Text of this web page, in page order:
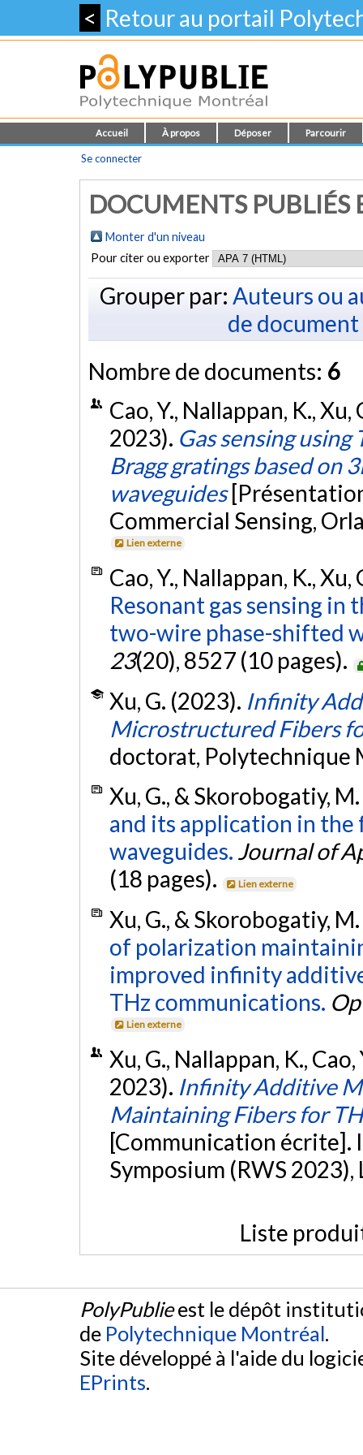
< Retour au portail
Accueil À propos Déposer Parcourir
Se connecter
DOCUMENTS PUBLIÉS
Monter d'un niveau
Pour citer ou exporter
Grouper par: Auteurs ou
de document
Nombre de documents: 6
Cao, Y., Nallappan, K.,
2023). Gas sensing
Bragg gratings based
waveguides
Commercial Sensing,
Lien externe
Cao, Y., Nallappan, K.,
Resonant gas sensing in
two-wire phase-shifted
23(20), 8527 (10 pages).
Xu, G. (2023). Infinity
Microstructured Fibers
doctorat, Polytechnique
Xu, G., & Skorobogatiy,
and its application in
waveguides. Journal of
(18 pages).
Lien externe
Xu, G., & Skorobogatiy,
of polarization
improved infinity
THz communications.
Lien externe
Xu, G., Nallappan, K.,
2023). Infinity Additive
Maintaining Fibers for
[Communication écrite].
Symposium (RWS 2023),
Liste
PolyPublieest le dépôt
de Polytechnique Montréal.
Site développé à l'aide du
EPrints.